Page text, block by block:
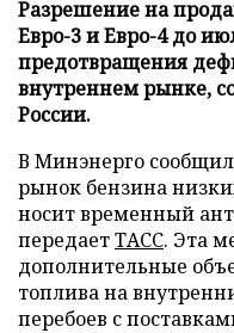
Разрешение на
Евро-3 и Евро-4 до
предотвращения
внутреннем рынке,
России.
В Минэнерго
рынок бензина
носит временный
передаетТАСС. Эта
дополнительные
топлива на
перебоев с